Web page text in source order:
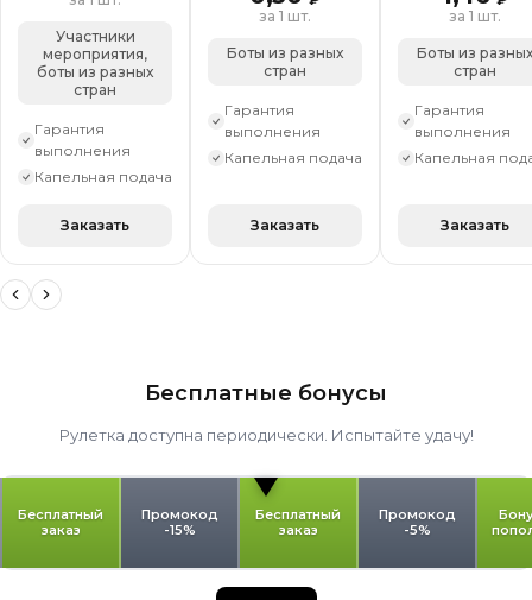
Участники
мероприятия,
боты из разных
стран
Гарантия
выполнения
Капельная подача
Заказать
за 1 шт.
Боты из разных
стран
Гарантия
выполнения
Капельная подача
Заказать
за 1 шт.
Боты из разных
стран
Гарантия
выполнения
Капельная
Заказать
Бесплатные бонусы
Рулетка доступна периодически. Испытайте удачу!
Бесплатный
заказ
Промокод
-15%
Бесплатный
заказ
Промокод
-5%